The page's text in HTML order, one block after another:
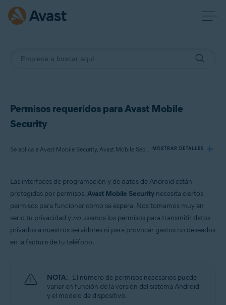
Permisos requeridos para Avast Mobile
Security
Se aplica a Avast Mobile Security, Avast Mobile Security Premium MOSTRAR DETALLES
Avast Mobile Security Premium
Sistemas operativos:
Android
Las interfaces de programación y de datos de Android están
protegidas por permisos. Avast Mobile Security necesita ciertos
permisos para funcionar como se espera. Nos tomamos muy en
serio tu privacidad y no usamos los permisos para transmitir datos
privados a nuestros servidores ni para provocar gastos no deseados
en la factura de tu teléfono.
NOTA: El número de permisos necesarios puede
variar en función de la versión del sistema Android
y el modelo de dispositivo.